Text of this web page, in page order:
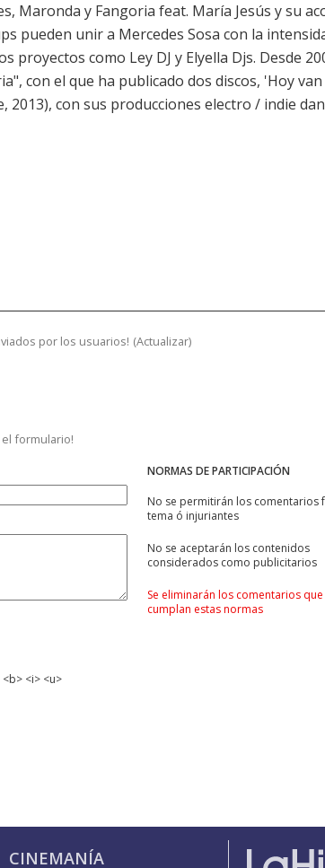
Maronda y Fangoria feat. María Jesús y su
pueden unir a Mercedes Sosa con la
proyectos como Ley DJ y Elyella Djs. Desde
con el que ha publicado dos discos, 'Hoy
2013), con sus producciones electro / indie
por los usuarios! (Actualizar)
el formulario!
NORMAS DE PARTICIPACIÓN
No se permitirán los comentarios
tema ó injuriantes
No se aceptarán los contenidos
considerados como publicitarios
Se eliminarán los comentarios
cumplan estas normas
<i> <u>
CINEMANÍA